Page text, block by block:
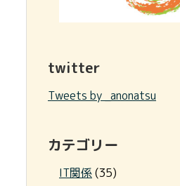
twitter
Tweets by _anonatsu
カテゴリー
IT関係(35)